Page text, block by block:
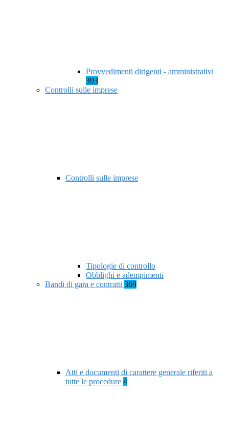
Provvedimenti dirigenti - amministrativi
393
Controlli sulle imprese
Controlli sulle imprese
Tipologie di controllo
Obblighi e adempimenti
Bandi di gara e contratti 369
Atti e documenti di carattere generale riferiti a
tutte le procedure 4